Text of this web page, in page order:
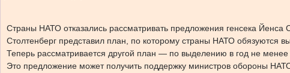
Страны НАТО отказались рассматривать предложения генсека
Столтенберг представил план, по которому страны НАТО обязуются
Теперь рассматривается другой план — по выделению в год не
Это предложение может получить поддержку министров обороны